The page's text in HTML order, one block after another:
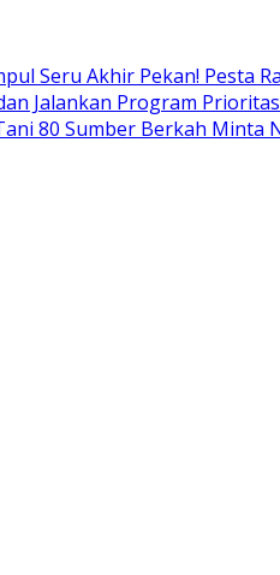
Seru Akhir Pekan! Pesta
Jalankan Program Prioritas
80 Sumber Berkah Minta